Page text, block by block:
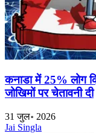
कनाडा में 25% लोग
जोखिमों पर चेतावनी दी
31 जुल॰ 2026
Jai Singla